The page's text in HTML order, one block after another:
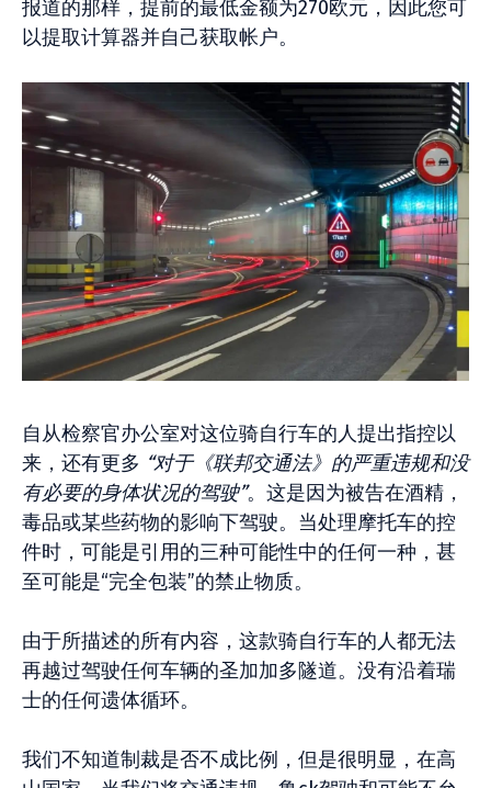
报道的那样，提前的最低金额为270欧元，因此您可
以提取计算器并自己获取帐户。
自从检察官办公室对这位骑自行车的人提出指控以
来，还有更多 “对于《联邦交通法》的严重违规和没
有必要的身体状况的驾驶”。这是因为被告在酒精，
毒品或某些药物的影响下驾驶。当处理摩托车的控
件时，可能是引用的三种可能性中的任何一种，甚
至可能是“完全包装”的禁止物质。
由于所描述的所有内容，这款骑自行车的人都无法
再越过驾驶任何车辆的圣加加多隧道。没有沿着瑞
士的任何遗体循环。
我们不知道制裁是否不成比例，但是很明显，在高